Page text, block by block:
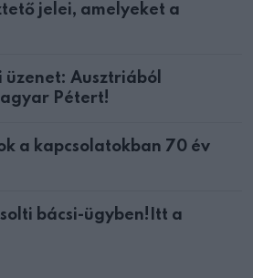
jelei, amelyeket a
Ausztriából
Pétert!
a kapcsolatokban 70 év
bácsi-ügyben!Itt a